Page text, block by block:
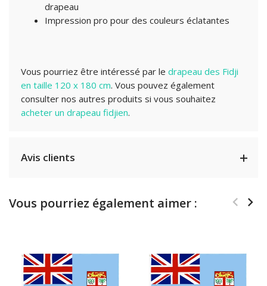
drapeau
Impression pro pour des couleurs éclatantes
Vous pourriez être intéressé par le drapeau des Fidji
en taille 120 x 180 cm. Vous pouvez également
consulter nos autres produits si vous souhaitez
acheter un drapeau fidjien.
Avis clients
Vous pourriez également aimer :